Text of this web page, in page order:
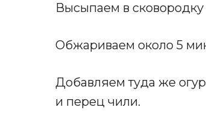
Высыпаем в
Обжариваем около 5
Добавляем туда же
и перец чили.